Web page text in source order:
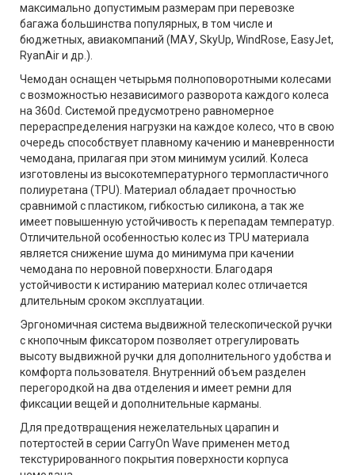
максимально допустимым размерам при перевозке
багажа большинства популярных, в том числе и
бюджетных, авиакомпаний (МАУ, SkyUp, WindRose, EasyJet,
RyanAir и др.).
Чемодан оснащен четырьмя полноповоротными колесами
с возможностью независимого разворота каждого колеса
на 360d. Системой предусмотрено равномерное
перераспределения нагрузки на каждое колесо, что в свою
очередь способствует плавному качению и маневренности
чемодана, прилагая при этом минимум усилий. Колеса
изготовлены из высокотемпературного термопластичного
полиуретана (TPU). Материал обладает прочностью
сравнимой с пластиком, гибкостью силикона, а так же
имеет повышенную устойчивость к перепадам температур.
Отличительной особенностью колес из TPU материала
является снижение шума до минимума при качении
чемодана по неровной поверхности. Благодаря
устойчивости к истиранию материал колес отличается
длительным сроком эксплуатации.
Эргономичная система выдвижной телескопической ручки
с кнопочным фиксатором позволяет отрегулировать
высоту выдвижной ручки для дополнительного удобства и
комфорта пользователя. Внутренний объем разделен
перегородкой на два отделения и имеет ремни для
фиксации вещей и дополнительные карманы.
Для предотвращения нежелательных царапин и
потертостей в серии CarryOn Wave применен метод
текстурированного покрытия поверхности корпуса